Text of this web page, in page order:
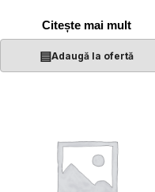
Citește mai mult
▤Adaugă la ofertă